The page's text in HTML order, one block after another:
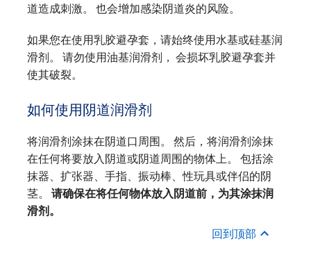
道造成刺激。 也会增加感染阴道炎的风险。
如果您在使用乳胶避孕套，请始终使用水基或硅基润
滑剂。 请勿使用油基润滑剂， 会损坏乳胶避孕套并
使其破裂。
如何使用阴道润滑剂
将润滑剂涂抹在阴道口周围。 然后，将润滑剂涂抹
在任何将要放入阴道或阴道周围的物体上。 包括涂
抹器、扩张器、手指、振动棒、性玩具或伴侣的阴
茎。 请确保在将任何物体放入阴道前，为其涂抹润
滑剂。
回到顶部